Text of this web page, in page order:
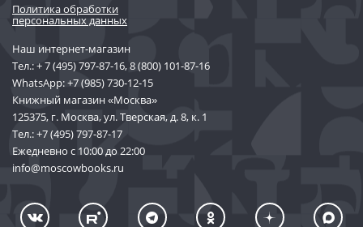
Политика обработки
персональных данных
Наш интернет-магазин
Тел.:+ 7 (495) 797-87-16,8 (800) 101-87-16
WhatsApp:+7 (985) 730-12-15
Книжный магазин «Москва»
125375, г. Москва, ул. Тверская, д. 8, к. 1
Тел.:+7 (495) 797-87-17
Ежедневно с 10:00 до 22:00
info@moscowbooks.ru